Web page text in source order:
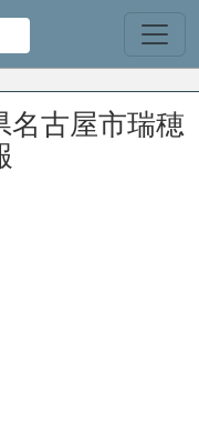
名古屋市瑞穂